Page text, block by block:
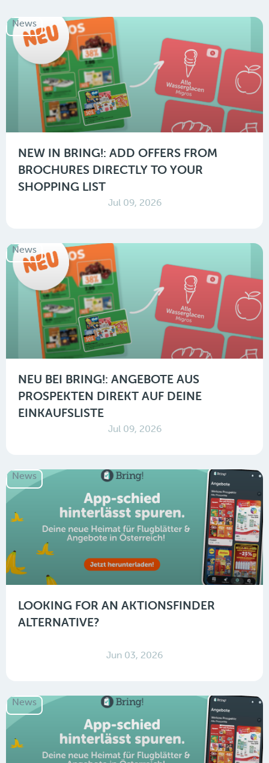
News
NEW IN BRING!: ADD OFFERS FROM
BROCHURES DIRECTLY TO YOUR
SHOPPING LIST
Jul 09, 2026
News
NEU BEI BRING!: ANGEBOTE AUS
PROSPEKTEN DIREKT AUF DEINE
EINKAUFSLISTE
Jul 09, 2026
News
LOOKING FOR AN AKTIONSFINDER
ALTERNATIVE?
Jun 03, 2026
News